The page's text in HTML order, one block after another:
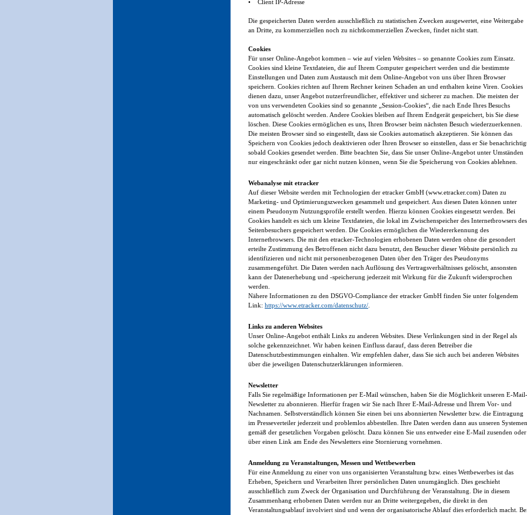
• Client IP-Adresse
Die gespeicherten Daten werden ausschließlich zu statistischen Zwecken ausgewertet, eine Weitergabe
an Dritte, zu kommerziellen noch zu nichtkommerziellen Zwecken, findet nicht statt.
Cookies
Für unser Online-Angebot kommen – wie auf vielen Websites – so genannte Cookies zum Einsatz.
Cookies sind kleine Textdateien, die auf Ihrem Computer gespeichert werden und die bestimmte
Einstellungen und Daten zum Austausch mit dem Online-Angebot von uns über Ihren Browser
speichern. Cookies richten auf Ihrem Rechner keinen Schaden an und enthalten keine Viren. Cookies
dienen dazu, unser Angebot nutzerfreundlicher, effektiver und sicherer zu machen. Die meisten der
von uns verwendeten Cookies sind so genannte „Session-Cookies“, die nach Ende Ihres Besuchs
automatisch gelöscht werden. Andere Cookies bleiben auf Ihrem Endgerät gespeichert, bis Sie diese
löschen. Diese Cookies ermöglichen es uns, Ihren Browser beim nächsten Besuch wiederzuerkennen.
Die meisten Browser sind so eingestellt, dass sie Cookies automatisch akzeptieren. Sie können das
Speichern von Cookies jedoch deaktivieren oder Ihren Browser so einstellen, dass er Sie
sobald Cookies gesendet werden. Bitte beachten Sie, dass Sie unser Online-Angebot unter Umständen
nur eingeschränkt oder gar nicht nutzen können, wenn Sie die Speicherung von Cookies ablehnen.
Webanalyse mit etracker
Auf dieser Website werden mit Technologien der etracker GmbH (www.etracker.com) Daten zu
Marketing- und Optimierungszwecken gesammelt und gespeichert. Aus diesen Daten können unter
einem Pseudonym Nutzungsprofile erstellt werden. Hierzu können Cookies eingesetzt werden. Bei
Cookies handelt es sich um kleine Textdateien, die lokal im Zwischenspeicher des Internetbrowsers des
Seitenbesuchers gespeichert werden. Die Cookies ermöglichen die Wiedererkennung des
Internetbrowsers. Die mit den etracker-Technologien erhobenen Daten werden ohne die gesondert
erteilte Zustimmung des Betroffenen nicht dazu benutzt, den Besucher dieser Website persönlich zu
identifizieren und nicht mit personenbezogenen Daten über den Träger des Pseudonyms
zusammengeführt. Die Daten werden nach Auflösung des Vertragsverhältnisses gelöscht, ansonsten
kann der Datenerhebung und -speicherung jederzeit mit Wirkung für die Zukunft widersprochen
werden.
Nähere Informationen zu den DSGVO-Compliance der etracker GmbH finden Sie unter folgendem
Link: https://www.etracker.com/datenschutz/
Links zu anderen Websites
Unser Online-Angebot enthält Links zu anderen Websites. Diese Verlinkungen sind in der Regel als
solche gekennzeichnet. Wir haben keinen Einfluss darauf, dass deren Betreiber die
Datenschutzbestimmungen einhalten. Wir empfehlen daher, dass Sie sich auch bei anderen Websites
über die jeweiligen Datenschutzerklärungen informieren.
Newsletter
Falls Sie regelmäßige Informationen per E-Mail wünschen, haben Sie die Möglichkeit unseren E-Mail-
Newsletter zu abonnieren. Hierfür fragen wir Sie nach Ihrer E-Mail-Adresse und Ihrem Vor- und
Nachnamen. Selbstverständlich können Sie einen bei uns abonnierten Newsletter bzw. die Eintragung
im Presseverteiler jederzeit und problemlos abbestellen. Ihre Daten werden dann aus unseren Systemen
gemäß der gesetzlichen Vorgaben gelöscht. Dazu können Sie uns entweder eine E-Mail zusenden oder
über einen Link am Ende des Newsletters eine Stornierung vornehmen.
Anmeldung zu Veranstaltungen, Messen und Wettbewerben
Für eine Anmeldung zu einer von uns organisierten Veranstaltung bzw. eines Wettbewerbes ist das
Erheben, Speichern und Verarbeiten Ihrer persönlichen Daten unumgänglich. Dies geschieht
ausschließlich zum Zweck der Organisation und Durchführung der Veranstaltung. Die in diesem
Zusammenhang erhobenen Daten werden nur an Dritte weitergegeben, die direkt in den
Veranstaltungsablauf involviert sind und wenn der organisatorische Ablauf dies erforderlich macht.